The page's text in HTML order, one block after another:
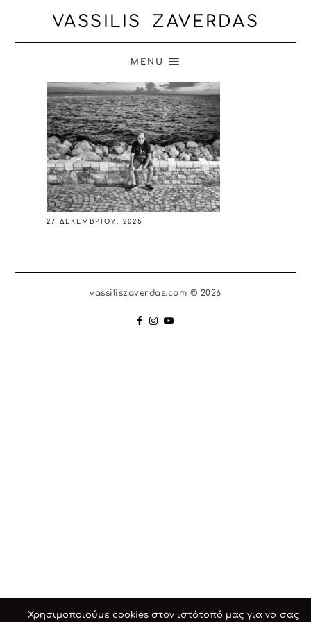
VASSILIS ZAVERDAS
MENU
27 ΔΕΚΕΜΒΡΊΟΥ, 2025
vassiliszaverdas.com © 2026
Χρησιμοποιούμε cookies στον ιστότοπό μας για να σας